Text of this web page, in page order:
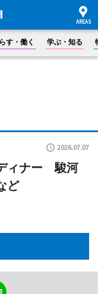
す・働く 学ぶ・知る
2026.07.07
ィナー 駿河
ど